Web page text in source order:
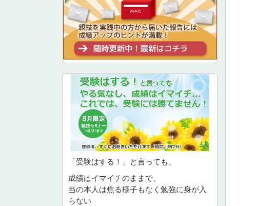
「受験はする！」と言っても、
成績はイマイチのままで、
当の本人は焦る様子もなく勉強に身が入
らない